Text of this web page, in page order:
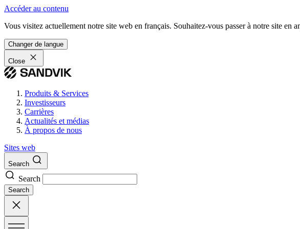
Accéder au contenu
Vous visitez actuellement notre site web en français. Souhaitez-vous passer à notre site en
Changer de langue
Close
Produits & Services
Investisseurs
Carrières
Actualités et médias
À propos de nous
Sites web
Search
Search
Search